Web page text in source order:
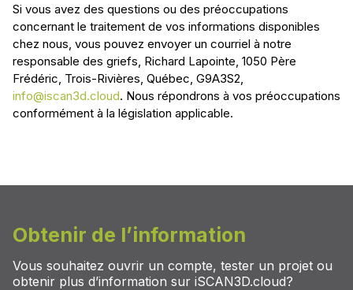
Si vous avez des questions ou des préoccupations
concernant le traitement de vos informations disponibles
chez nous, vous pouvez envoyer un courriel à notre
responsable des griefs, Richard Lapointe, 1050 Père
Frédéric, Trois-Rivières, Québec, G9A3S2,
info@iscan3d.cloud. Nous répondrons à vos préoccupations
conformément à la législation applicable.
Obtenir de l’information
Vous souhaitez ouvrir un compte, tester un projet ou
obtenir plus d’information sur iSCAN3D.cloud?